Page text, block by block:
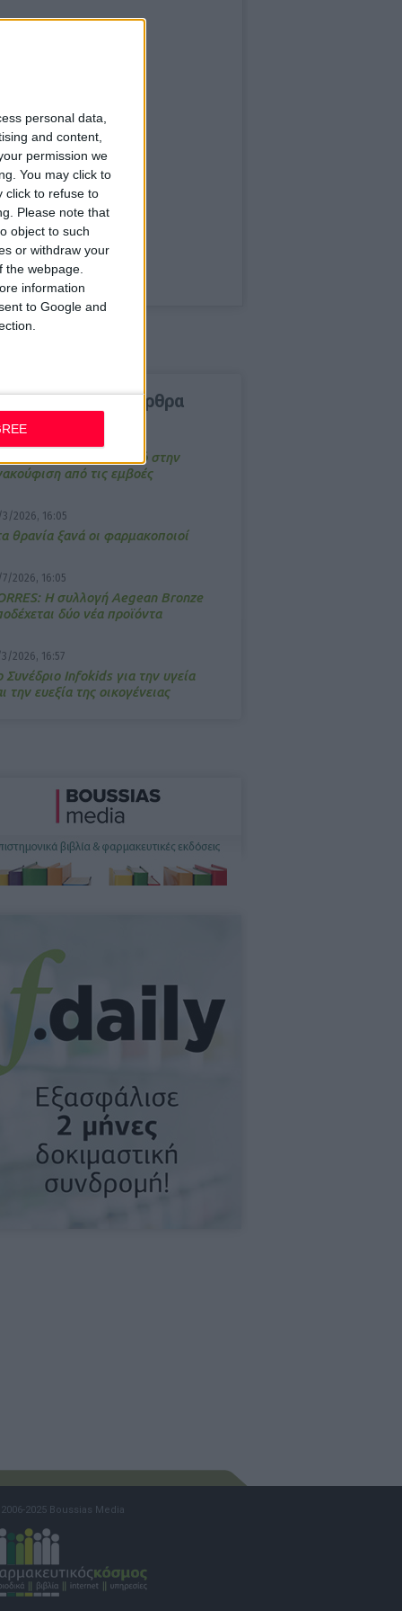
personal data,
and content,
permission we
You may click to
click to refuse to
Please note that
object to such
or withdraw your
the webpage.
information
to Google and
δημοφιλέστερα άρθρα
Αποτελεσματικό στην
από τις εμβοές
3/2026, 16:05
θρανία ξανά οι φαρμακοποιοί
7/2026, 16:05
Η συλλογή Aegean Bronze
δύο νέα προϊόντα
3/2026, 16:57
Συνέδριο Infokids για την υγεία
την ευεξία της οικογένειας
2025 Boussias Media